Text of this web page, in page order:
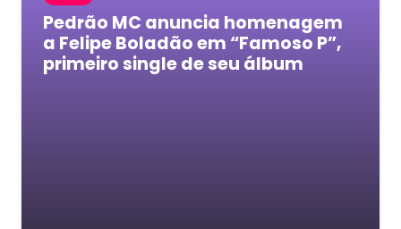
Pedrão MC anuncia homenagem
a Felipe Boladão em “Famoso P”,
primeiro single de seu álbum